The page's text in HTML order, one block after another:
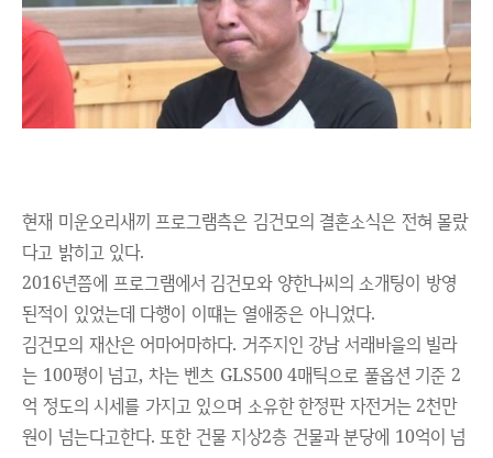
현재 미운오리새끼 프로그램측은 김건모의 결혼소식은 전혀 몰랐
다고 밝히고 있다.
2016년쯤에 프로그램에서 김건모와 양한나씨의 소개팅이 방영
된적이 있었는데 다행이 이떄는 열애중은 아니었다.
김건모의 재산은 어마어마하다. 거주지인 강남 서래바을의 빌라
는 100평이 넘고, 차는 벤츠 GLS500 4매틱으로 풀옵션 기준 2
억 정도의 시세를 가지고 있으며 소유한 한정판 자전거는 2천만
원이 넘는다고한다. 또한 건물 지상2층 건물과 분당에 10억이 넘